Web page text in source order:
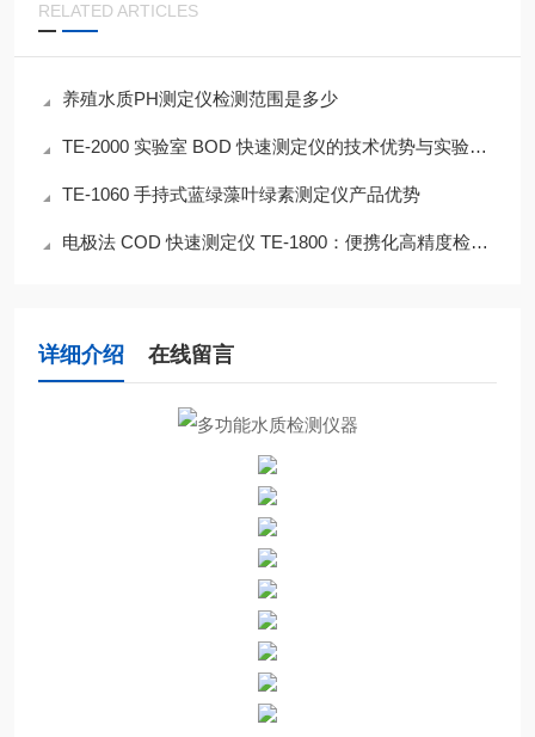
RELATED ARTICLES
养殖水质PH测定仪检测范围是多少
TE-2000 实验室 BOD 快速测定仪的技术优势与实验室应用适配
TE-1060 手持式蓝绿藻叶绿素测定仪产品优势
电极法 COD 快速测定仪 TE-1800：便携化高精度检测核心特性
详细介绍 在线留言